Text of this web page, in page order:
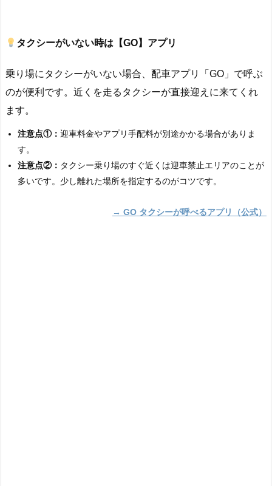
タクシーがいない時は【GO】アプリ
乗り場にタクシーがいない場合、配車アプリ「GO」で呼ぶ
のが便利です。近くを走るタクシーが直接迎えに来てくれ
ます。
注意点①： 迎車料金やアプリ手配料が別途かかる場合がありま
す。
注意点②： タクシー乗り場のすぐ近くは迎車禁止エリアのことが
多いです。少し離れた場所を指定するのがコツです。
→ GO タクシーが呼べるアプリ（公式）